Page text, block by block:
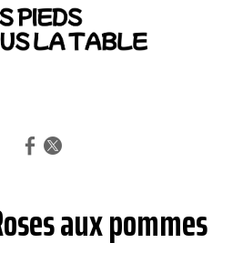
aux pommes